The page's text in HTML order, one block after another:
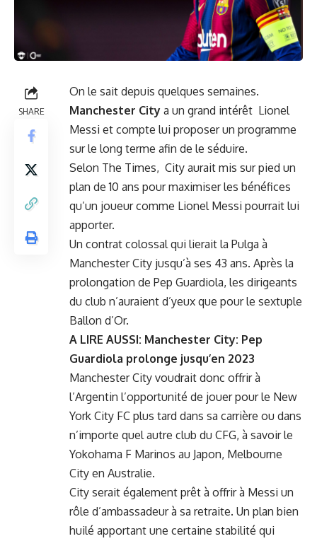
SHARE
On le sait depuis quelques semaines.
Manchester City a un grand intérêt Lionel
Messi et compte lui proposer un programme
sur le long terme afin de le séduire.
Selon The Times, City aurait mis sur pied un
plan de 10 ans pour maximiser les bénéfices
qu’un joueur comme Lionel Messi pourrait lui
apporter.
Un contrat colossal qui lierait la Pulga à
Manchester City jusqu’à ses 43 ans. Après la
prolongation de Pep Guardiola, les dirigeants
du club n’auraient d’yeux que pour le sextuple
Ballon d’Or.
A LIRE AUSSI: Manchester City: Pep
Guardiola prolonge jusqu’en 2023
Manchester City voudrait donc offrir à
l’Argentin l’opportunité de jouer pour le New
York City FC plus tard dans sa carrière ou dans
n’importe quel autre club du CFG, à savoir le
Yokohama F Marinos au Japon, Melbourne
City en Australie.
City serait également prêt à offrir à Messi un
rôle d’ambassadeur à sa retraite. Un plan bien
huilé apportant une certaine stabilité qui